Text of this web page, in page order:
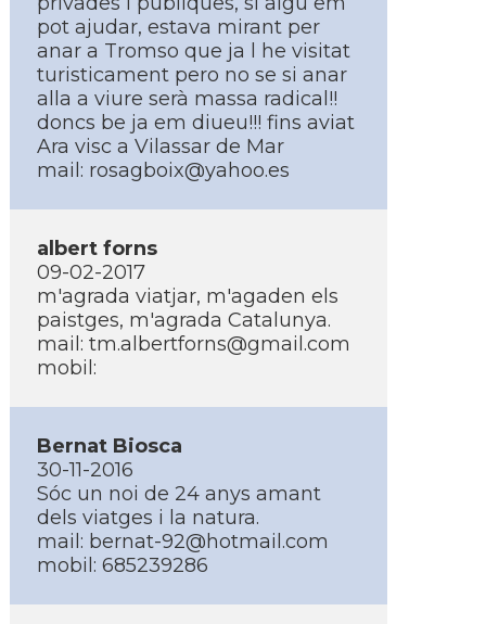
pot ajudar, estava mirant per
anar a Tromso que ja l he visitat
turisticament pero no se si anar
alla a viure serà massa radical!!
doncs be ja em diueu!!! fins aviat
Ara visc a Vilassar de Mar
mail: rosagboix@yahoo.es
albert forns
09-02-2017
m'agrada viatjar, m'agaden els
paistges, m'agrada Catalunya.
mail: tm.albertforns@gmail.com
mobil:
Bernat Biosca
30-11-2016
Sóc un noi de 24 anys amant
dels viatges i la natura.
mail: bernat-92@hotmail.com
mobil: 685239286